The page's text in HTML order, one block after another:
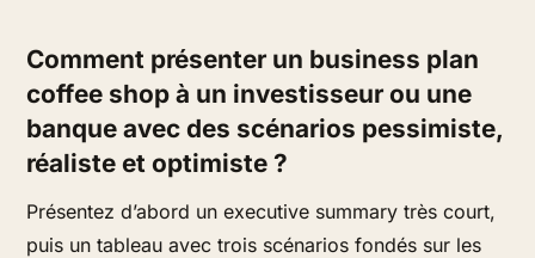
Comment présenter un business plan
coffee shop à un investisseur ou une
banque avec des scénarios pessimiste,
réaliste et optimiste ?
Présentez d’abord un executive summary très court,
puis un tableau avec trois scénarios fondés sur les